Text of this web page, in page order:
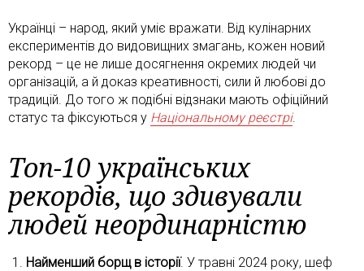
Українці – народ, який уміє вражати. Від кулінарних
експериментів до видовищних змагань, кожен новий
рекорд – це не лише досягнення окремих людей чи
організацій, а й доказ креативності, сили й любові до
традицій. До того ж подібні відзнаки мають офіційний
статус та фіксуються у Національному реєстрі.
Топ-10 українських
рекордів, що здивували
людей неординарністю
Найменший борщ в історії. У травні 2024 року, шеф